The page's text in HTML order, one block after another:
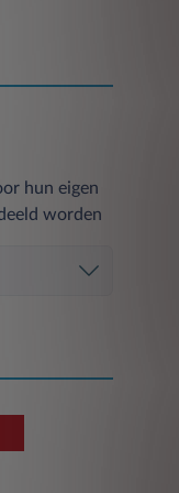
dat
op de
in te
hun eigen
worden